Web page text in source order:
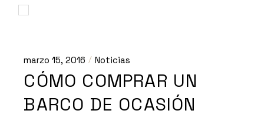
marzo 15, 2016 Noticias
CÓMO COMPRAR UN
BARCO DE OCASIÓN